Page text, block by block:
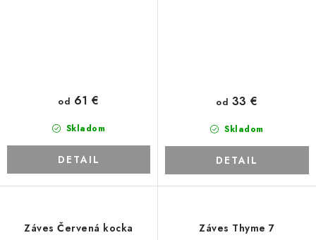
Skladom
od 61 €
DETAIL
Skladom
od 33 €
DETAIL
Záves Červená kocka Záves Thyme 7